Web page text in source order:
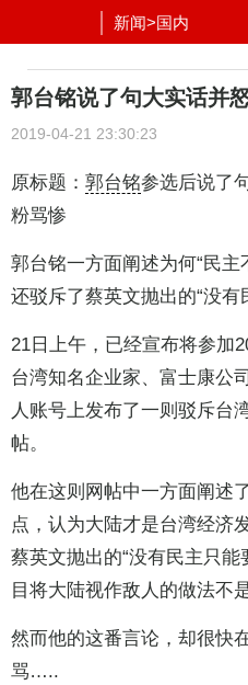
新闻>国内
郭台铭说了句大实话并
2019-04-21 23:30:23
原标题： 郭台铭参选后说了
粉骂惨
郭台铭一方面阐述为何“民
还驳斥了蔡英文抛出的“没有
21日上午，已经宣布将参加
台湾知名企业家、富士康公
人账号上发布了一则驳斥台
帖。
他在这则网帖中一方面阐述
点，认为大陆才是台湾经济
蔡英文抛出的“没有民主只
目将大陆视作敌人的做法不
然而他的这番言论，却很快
骂…..